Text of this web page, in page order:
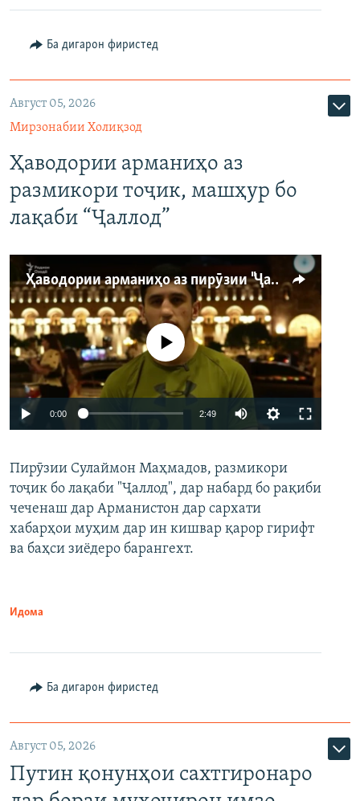
Ба дигарон фиристед
Август 05, 2026
Мирзонабии Холиқзод
Ҳаводории арманиҳо аз
размикори тоҷик, машҳур бо
лақаби “Ҷаллод”
Ҳаводории арманиҳо аз пирӯзии "Ҷаллод"-и тоҷик
Auto 240p 360p 480p
720p 1080p
Феълан кор намекунад
0:00 2:49
360p
480p
Пирӯзии Сулаймон Маҳмадов, размикори
тоҷик бо лақаби "Ҷаллод", дар набард бо рақиби
чеченаш дар Арманистон дар сархати
хабарҳои муҳим дар ин кишвар қарор гирифт
ва баҳси зиёдеро барангехт.
Идома
Ба дигарон фиристед
Август 05, 2026
Путин қонунҳои сахтгиронаро